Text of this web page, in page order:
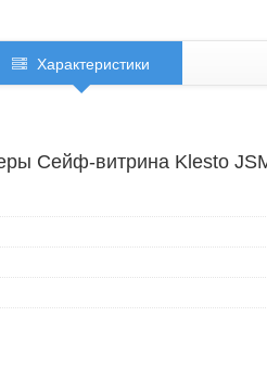
Характеристики
Сейф-витрина Klesto